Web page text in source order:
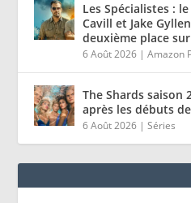
Les Spécialistes :
Cavill et Jake
deuxième place
6 Août 2026 |Amazon
The Shards saison
après les débuts
6 Août 2026 |Séries